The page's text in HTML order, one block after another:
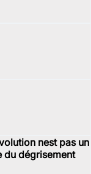
nest pas un
du dégrisement